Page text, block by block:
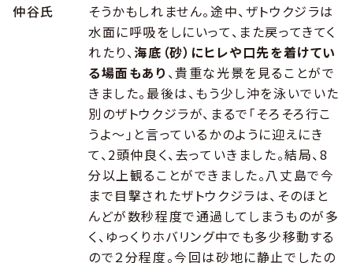
仲谷氏
そうかもしれません。途中、ザトウクジラは
水面に呼吸をしにいって、また戻ってきてく
れたり、 海底（砂）にヒレや口先を着けてい
る場面もあり 、貴重な光景を見ることがで
きました。最後は、もう少し沖を泳いでいた
別のザトウクジラが、まるで「そろそろ行こ
うよ〜」と言っているかのように迎えにき
て、2頭仲良く、去っていきました。結局、8
分以上観ることができました。八丈島で今
まで目撃されたザトウクジラは、そのほと
んどが数秒程度で通過してしまうものが多
く、ゆっくりホバリング中でも多少移動する
ので２分程度。今回は砂地に静止でしたの